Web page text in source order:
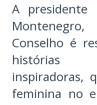
A presidente
Conselho é
histórias
inspiradoras,
feminina no